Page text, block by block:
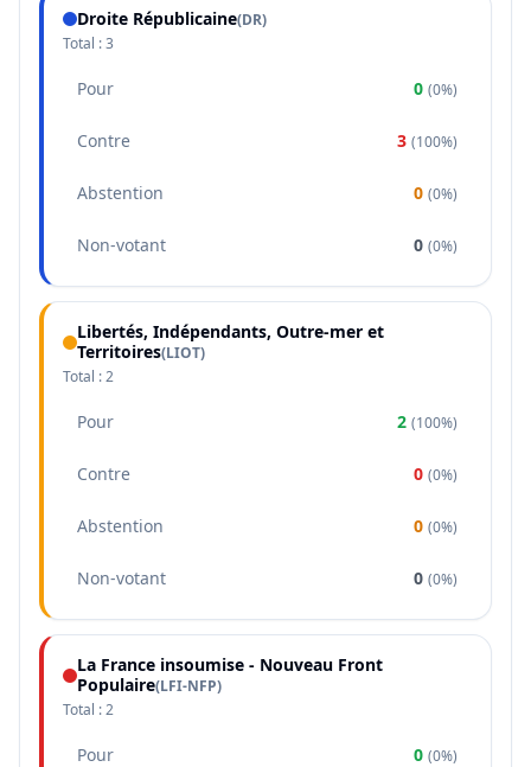
Droite Républicaine(DR)
Total :3
Pour 0 (0%)
Contre 3 (100%)
Abstention 0 (0%)
Non-votant 0 (0%)
Libertés, Indépendants, Outre-mer et
Territoires(LIOT)
Total :2
Pour 2 (100%)
Contre 0 (0%)
Abstention 0 (0%)
Non-votant 0 (0%)
La France insoumise - Nouveau Front
Populaire(LFI-NFP)
Total :2
Pour 0 (0%)